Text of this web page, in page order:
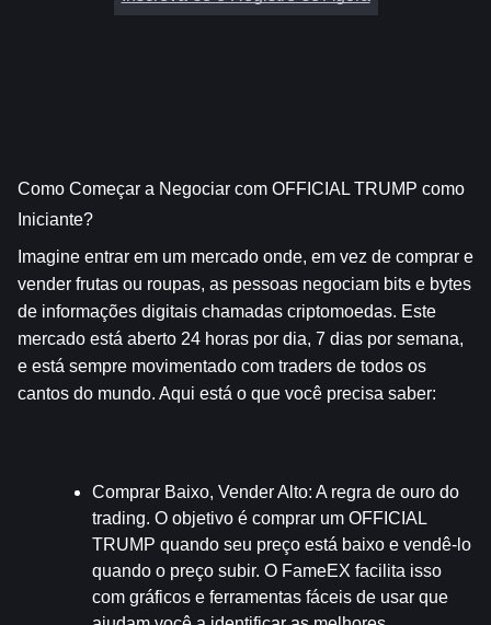
Como Começar a Negociar com OFFICIAL TRUMP como
Iniciante?
Imagine entrar em um mercado onde, em vez de comprar e
vender frutas ou roupas, as pessoas negociam bits e bytes
de informações digitais chamadas criptomoedas. Este
mercado está aberto 24 horas por dia, 7 dias por semana,
e está sempre movimentado com traders de todos os
cantos do mundo. Aqui está o que você precisa saber:
Comprar Baixo, Vender Alto: A regra de ouro do
trading. O objetivo é comprar um OFFICIAL
TRUMP quando seu preço está baixo e vendê-lo
quando o preço subir. O FameEX facilita isso
com gráficos e ferramentas fáceis de usar que